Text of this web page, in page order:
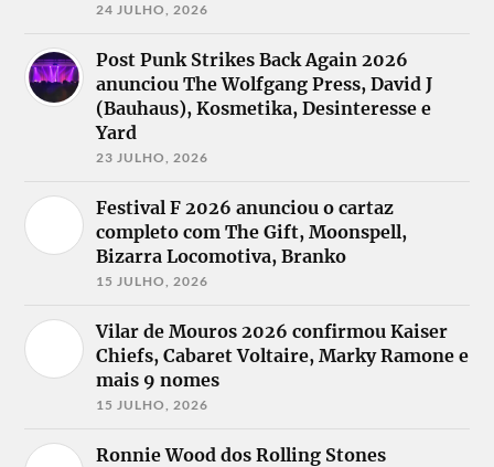
24 JULHO, 2026
Post Punk Strikes Back Again 2026
anunciou The Wolfgang Press, David J
(Bauhaus), Kosmetika, Desinteresse e
Yard
23 JULHO, 2026
Festival F 2026 anunciou o cartaz
completo com The Gift, Moonspell,
Bizarra Locomotiva, Branko
15 JULHO, 2026
Vilar de Mouros 2026 confirmou Kaiser
Chiefs, Cabaret Voltaire, Marky Ramone e
mais 9 nomes
15 JULHO, 2026
Ronnie Wood dos Rolling Stones